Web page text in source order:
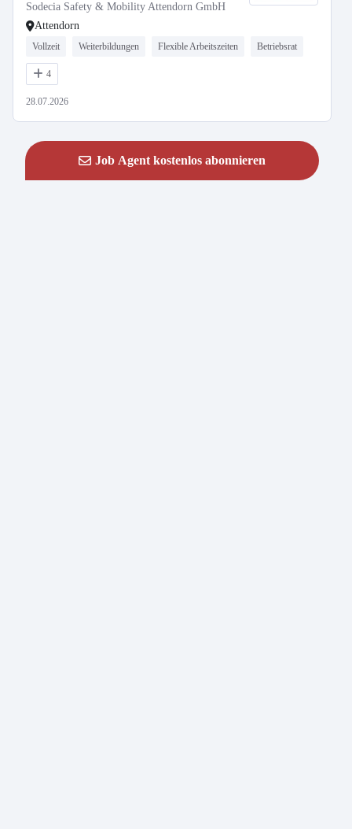
Sodecia Safety & Mobility Attendorn GmbH
Attendorn
Vollzeit Weiterbildungen Flexible Arbeitszeiten Betriebsrat
4
28.07.2026
Job Agent kostenlos abonnieren